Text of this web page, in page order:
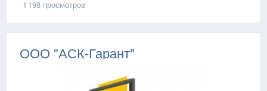
1 198 просмотров
ООО "АСК-Гарант"